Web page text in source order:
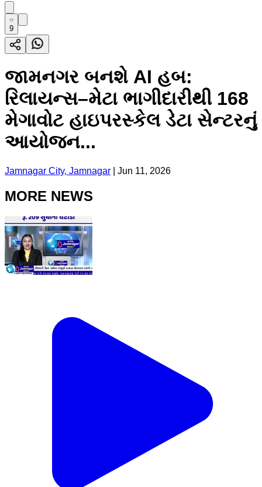
9
જામનગર બનશે AI હબ:
રિલાયન્સ–મેટા ભાગીદારીથી 168
મેગાવોટ હાઇપરસ્કેલ ડેટા સેન્ટરનું
આયોજન...
Jamnagar City, Jamnagar Jun 11, 2026
MORE NEWS